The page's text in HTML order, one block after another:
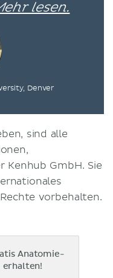
lesen.
Denver
sind alle
Kenhub GmbH. Sie
vorbehalten.
Anatomie-
erhalten!